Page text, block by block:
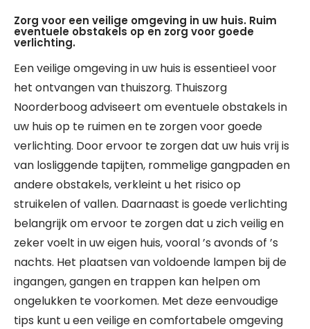
Zorg voor een veilige omgeving in uw huis. Ruim
eventuele obstakels op en zorg voor goede
verlichting.
Een veilige omgeving in uw huis is essentieel voor
het ontvangen van thuiszorg. Thuiszorg
Noorderboog adviseert om eventuele obstakels in
uw huis op te ruimen en te zorgen voor goede
verlichting. Door ervoor te zorgen dat uw huis vrij is
van losliggende tapijten, rommelige gangpaden en
andere obstakels, verkleint u het risico op
struikelen of vallen. Daarnaast is goede verlichting
belangrijk om ervoor te zorgen dat u zich veilig en
zeker voelt in uw eigen huis, vooral ’s avonds of ’s
nachts. Het plaatsen van voldoende lampen bij de
ingangen, gangen en trappen kan helpen om
ongelukken te voorkomen. Met deze eenvoudige
tips kunt u een veilige en comfortabele omgeving